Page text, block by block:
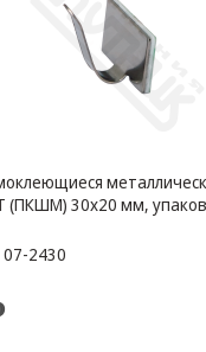
(ПКШМ) 30x20 мм,
07-2430